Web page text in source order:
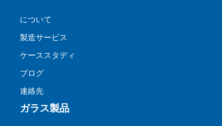
について
製造サービス
ケーススタディ
ブログ
連絡先
ガラス製品